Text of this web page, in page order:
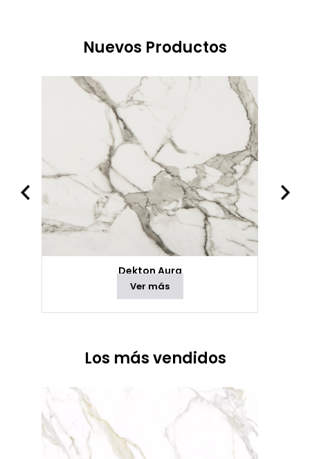
Nuevos Productos
Dekton Aura
Ver más
Los más vendidos